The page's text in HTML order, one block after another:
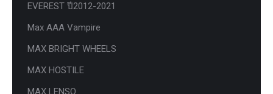
EVEREST ปี2012-2021
Max AAA Vampire
MAX BRIGHT WHEELS
MAX HOSTILE
MAX LENSO